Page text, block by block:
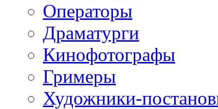
Операторы
Драматурги
Кинофотографы
Гримеры
Художники-